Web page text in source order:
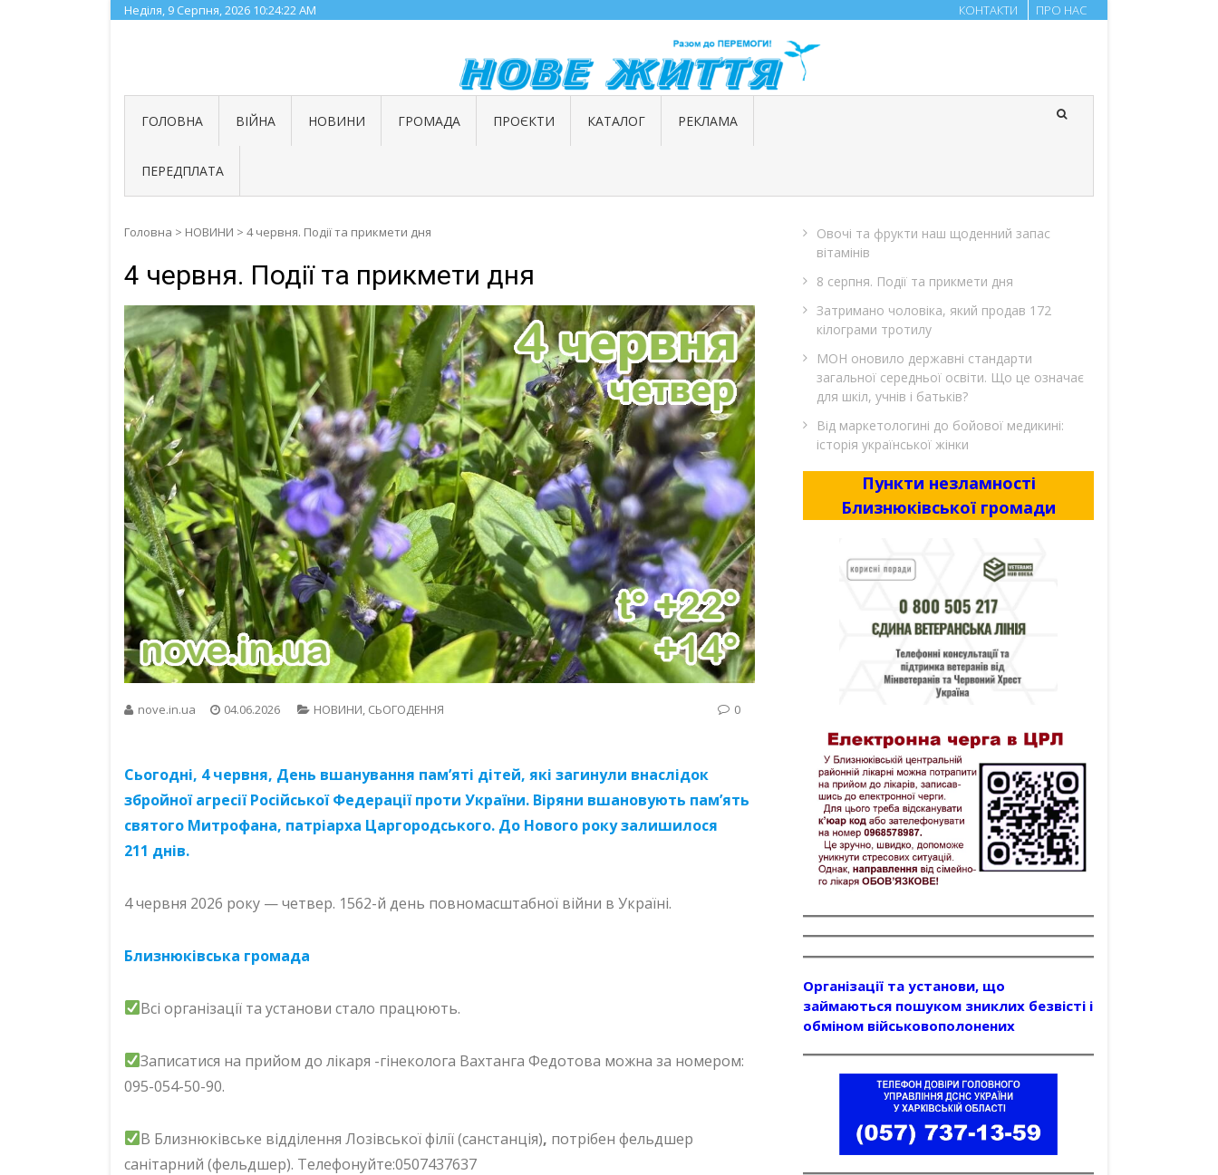
Skip
to
Неділя, 9 Серпня, 2026 10:24:23 AM КОНТАКТИ ПРО НАС
ГОЛОВНА ВІЙНА НОВИНИ ГРОМАДА ПРОЄКТИ КАТАЛОГ РЕКЛАМА
ПЕРЕДПЛАТА
Головна > НОВИНИ > 4 червня. Події та прикмети дня
4 червня. Події та прикмети дня
nove.in.ua 04.06.2026 НОВИНИ, СЬОГОДЕННЯ 0
Сьогодні, 4 червня, День вшанування пам’яті дітей, які загинули внаслідок
збройної агресії Російської Федерації проти України. Віряни вшановують пам’ять
святого Митрофана, патріарха Царгородського. До Нового року залишилося
211 днів.
4 червня 2026 року — четвер. 1562-й день повномасштабної війни в Україні.
Близнюківська громада
Всі організації та установи стало працюють.
Записатися на прийом до лікаря -гінеколога Вахтанга Федотова можна за номером:
095-054-50-90.
В Близнюківське відділення Лозівської філії (санстанція), потрібен фельдшер
санітарний (фельдшер). Телефонуйте:0507437637
Овочі та фрукти наш щоденний запас
вітамінів
8 серпня. Події та прикмети дня
Затримано чоловіка, який продав 172
кілограми тротилу
МОН оновило державні стандарти
загальної середньої освіти. Що це означає
для шкіл, учнів і батьків?
Від маркетологині до бойової медикині:
історія української жінки
Пункти незламності
Близнюківської громади
Організації та установи, що
займаються пошуком зниклих безвісті і
обміном військовополонених